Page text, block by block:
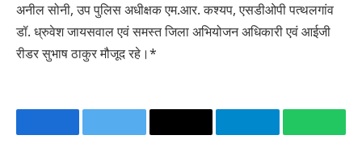
अनील सोनी, उप पुलिस अधीक्षक एम.आर. कश्यप, एसडीओपी पत्थलगांव
डॉ. ध्रुवेश जायसवाल एवं समस्त जिला अभियोजन अधिकारी एवं आईजी
रीडर सुभाष ठाकुर मौजूद रहे।*
FacebookTwitter Email Telegram